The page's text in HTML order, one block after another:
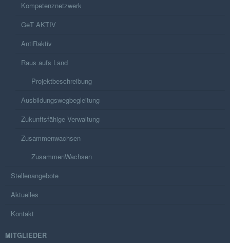
Kompetenznetzwerk
GeT AKTIV
AntiRaktiv
Raus aufs Land
Projektbeschreibung
Ausbildungswegbegleitung
Zukunftsfähige Verwaltung
Zusammenwachsen
ZusammenWachsen
Stellenangebote
Aktuelles
Kontakt
MITGLIEDER